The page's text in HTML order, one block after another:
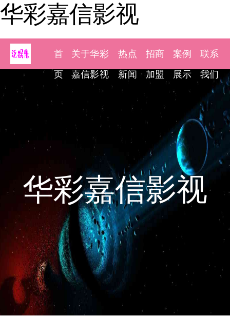
华彩嘉信影视
首
页
关于华彩
嘉信影视
热点
新闻
招商
加盟
案例
展示
联系
我们
华彩嘉信影视